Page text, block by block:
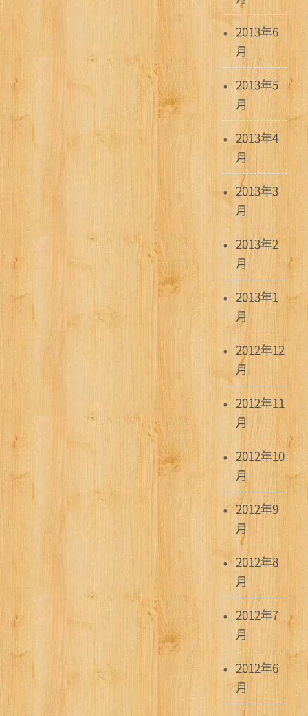
2013年6
月
2013年5
月
2013年4
月
2013年3
月
2013年2
月
2013年1
月
2012年12
月
2012年11
月
2012年10
月
2012年9
月
2012年8
月
2012年7
月
2012年6
月